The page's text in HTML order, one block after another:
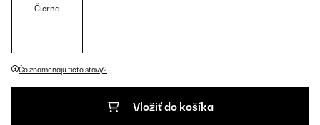
Čierna
Čo znamenajú tieto stavy?
Vložiť do košíka